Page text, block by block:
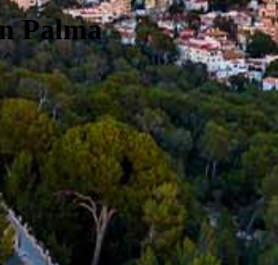
Palma